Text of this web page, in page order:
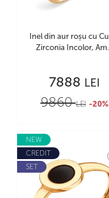
Inel din aur roșu cu
Zirconia Incolor,
7888 LEI
9860LEI -20%
NEW
CREDIT
SET